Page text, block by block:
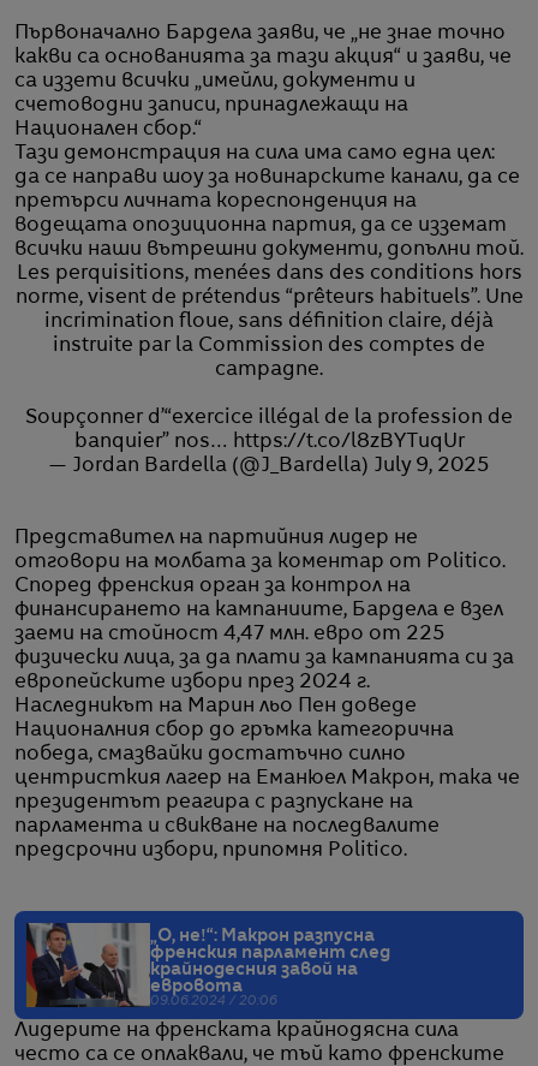
Първоначално Бардела заяви, че „не знае точно
какви са основанията за тази акция“ и заяви, че
са иззети всички „имейли, документи и
счетоводни записи, принадлежащи на
Национален сбор.“
Тази демонстрация на сила има само една цел:
да се направи шоу за новинарските канали, да се
претърси личната кореспонденция на
водещата опозиционна партия, да се изземат
всички наши вътрешни документи, допълни той.
Les perquisitions, menées dans des conditions hors
norme, visent de prétendus “prêteurs habituels”. Une
incrimination floue, sans définition claire, déjà
instruite par la Commission des comptes de
campagne.
Soupçonner d’“exercice illégal de la profession de
banquier” nos… https://t.co/l8zBYTuqUr
— Jordan Bardella (@J_Bardella) July 9, 2025
Представител на партийния лидер не
отговори на молбата за коментар от Politico.
Според френския орган за контрол на
финансирането на кампаниите, Бардела е взел
заеми на стойност 4,47 млн. евро от 225
физически лица, за да плати за кампанията си за
европейските избори през 2024 г.
Наследникът на Марин льо Пен доведе
Националния сбор до гръмка категорична
победа, смазвайки достатъчно силно
центристкия лагер на Еманюел Макрон, така че
президентът реагира с разпускане на
парламента и свикване на последвалите
предсрочни избори, припомня Politico.
„О, не!“: Макрон разпусна
френския парламент след
крайнодесния завой на
евровота
09.06.2024 / 20:06
Лидерите на френската крайнодясна сила
често са се оплаквали, че тъй като френските